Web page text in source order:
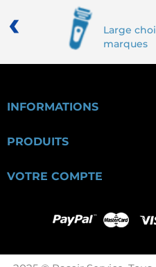
Large
marques
‹
INFORMATIONS
PRODUITS
VOTRE COMPTE